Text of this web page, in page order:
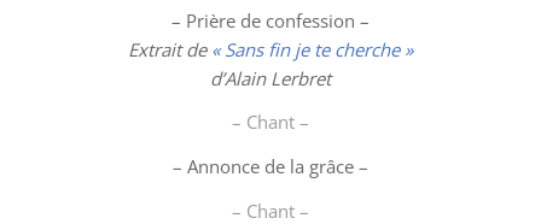
– Prière de confession –
Extrait de « Sans fin je te cherche »
d’Alain Lerbret
– Chant –
– Annonce de la grâce –
– Chant –